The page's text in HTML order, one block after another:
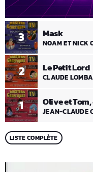
1 Olive et
JEAN-CLAUDE
2 Le Petit Lord
CLAUDE
3 Mask
NOAM ET NICK
LISTE COMPLÈTE